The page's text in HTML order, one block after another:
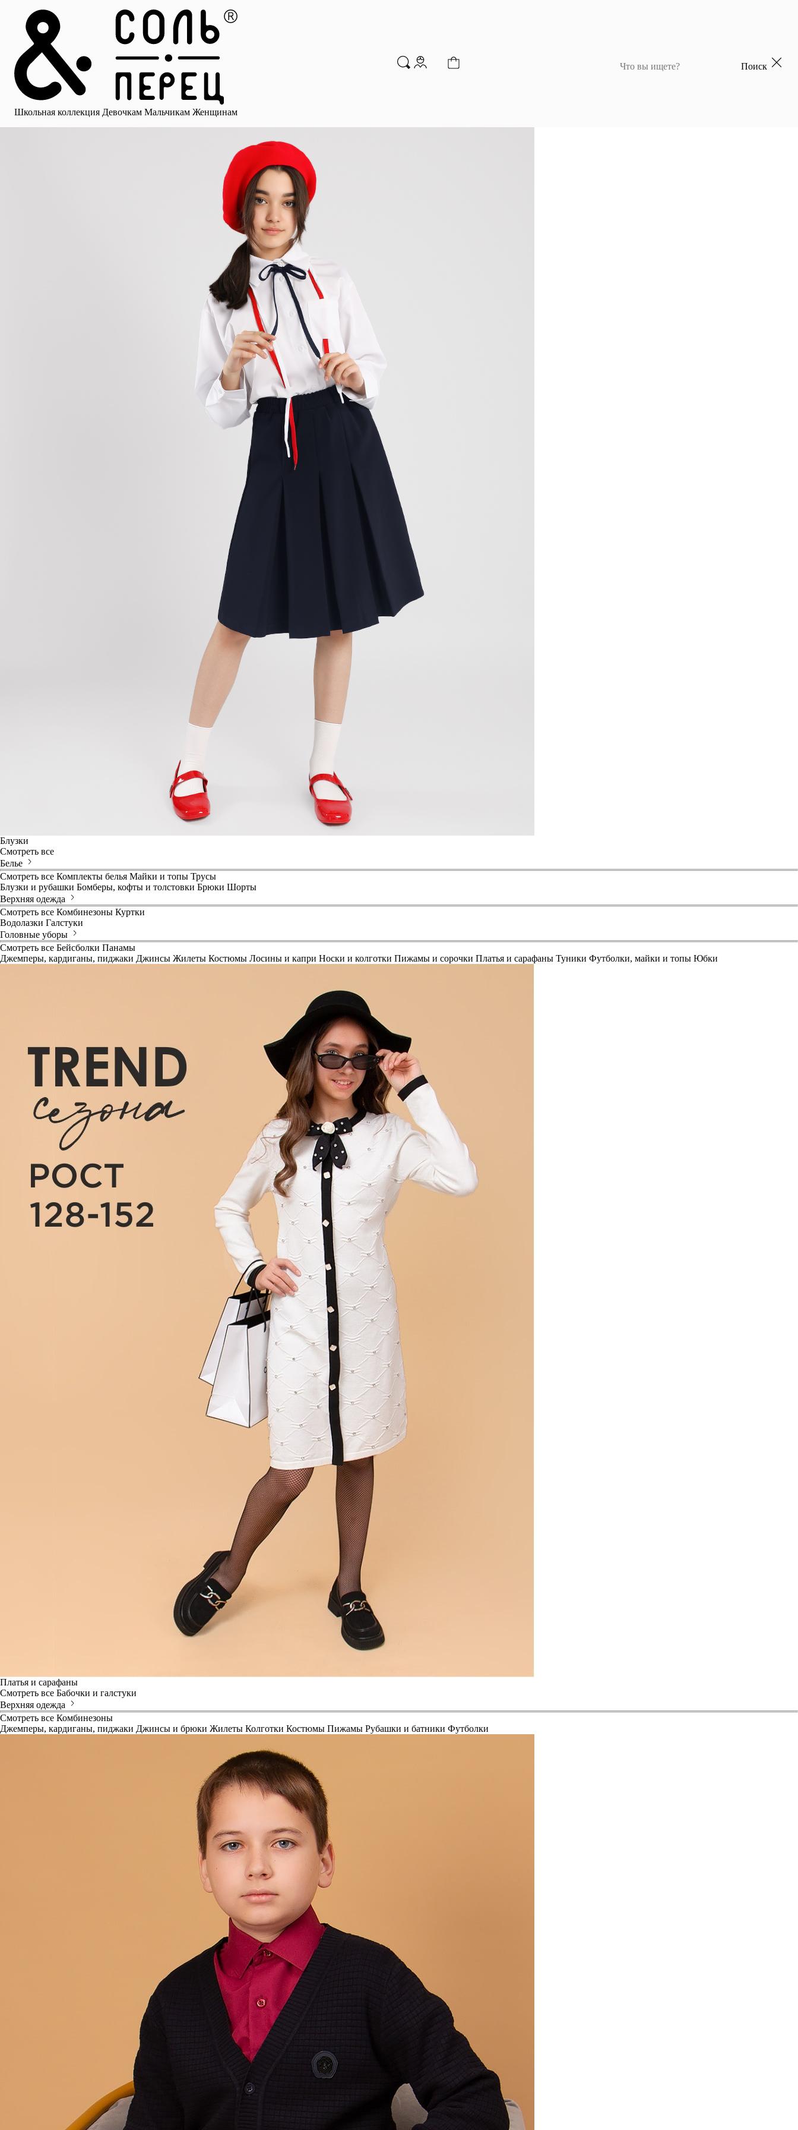
Школьная коллекция Девочкам Мальчикам Женщинам
Поиск
Главная
Каталог
Избранное
Профиль
Корзина
Школьная коллекция
Мальчикам Женщинам
Брюки для мальчиков
для девочек Носки Рубашки Платья и сарафаны Юбки
Блузки
Смотреть все
Белье
Смотреть все Комплекты белья Майки и топы Трусы
Блузки и рубашки Бомберы, кофты и толстовки Брюки Шорты
Верхняя одежда
Смотреть все Комбинезоны Куртки
Водолазки Галстуки
Головные уборы
Смотреть все Бейсболки Панамы
Джемперы, кардиганы, пиджаки Джинсы Жилеты Костюмы Лосины и капри Носки и колготки Пижамы и сорочки Платья и сарафаны Туники Футболки, майки и топы Юбки
Платья и сарафаны
Смотреть все Бабочки и галстуки
Верхняя одежда
Смотреть все Комбинезоны
Джемперы, кардиганы, пиджаки Джинсы и брюки Жилеты Колготки Костюмы Пижамы Рубашки и батники Футболки